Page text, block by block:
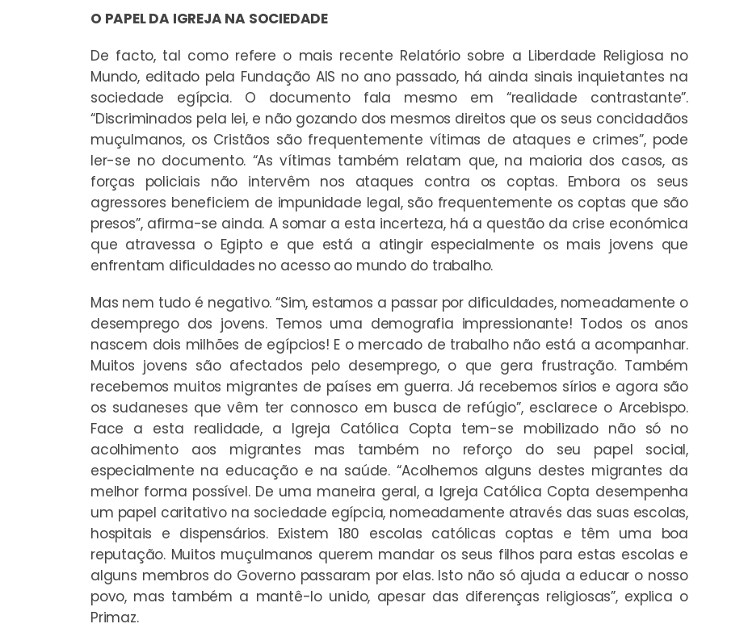
O PAPEL DA IGREJA NA SOCIEDADE
De facto, tal como refere o mais recente Relatório sobre a Liberdade Religiosa no
Mundo, editado pela Fundação AIS no ano passado, há ainda sinais inquietantes na
sociedade egípcia. O documento fala mesmo em “realidade contrastante”.
“Discriminados pela lei, e não gozando dos mesmos direitos que os seus concidadãos
muçulmanos, os Cristãos são frequentemente vítimas de ataques e crimes”, pode
ler-se no documento. “As vítimas também relatam que, na maioria dos casos, as
forças policiais não intervêm nos ataques contra os coptas. Embora os seus
agressores beneficiem de impunidade legal, são frequentemente os coptas que são
presos”, afirma-se ainda. A somar a esta incerteza, há a questão da crise económica
que atravessa o Egipto e que está a atingir especialmente os mais jovens que
enfrentam dificuldades no acesso ao mundo do trabalho.
Mas nem tudo é negativo. “Sim, estamos a passar por dificuldades, nomeadamente o
desemprego dos jovens. Temos uma demografia impressionante! Todos os anos
nascem dois milhões de egípcios! E o mercado de trabalho não está a acompanhar.
Muitos jovens são afectados pelo desemprego, o que gera frustração. Também
recebemos muitos migrantes de países em guerra. Já recebemos sírios e agora são
os sudaneses que vêm ter connosco em busca de refúgio”, esclarece o Arcebispo.
Face a esta realidade, a Igreja Católica Copta tem-se mobilizado não só no
acolhimento aos migrantes mas também no reforço do seu papel social,
especialmente na educação e na saúde. “Acolhemos alguns destes migrantes da
melhor forma possível. De uma maneira geral, a Igreja Católica Copta desempenha
um papel caritativo na sociedade egípcia, nomeadamente através das suas escolas,
hospitais e dispensários. Existem 180 escolas católicas coptas e têm uma boa
reputação. Muitos muçulmanos querem mandar os seus filhos para estas escolas e
alguns membros do Governo passaram por elas. Isto não só ajuda a educar o nosso
povo, mas também a mantê-lo unido, apesar das diferenças religiosas”, explica o
Primaz.